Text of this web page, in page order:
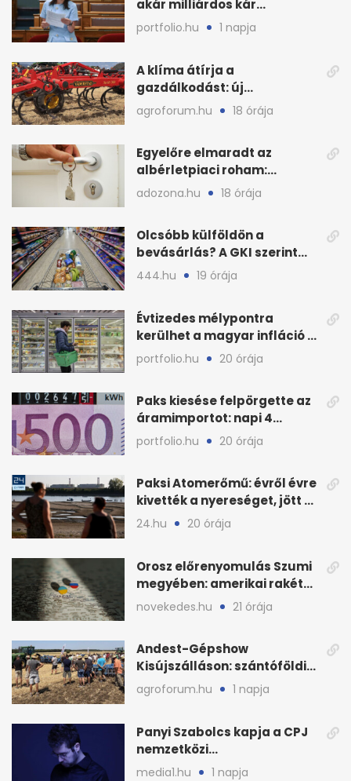
akár milliárdos kár
fenyegette Budapest fáit
portfolio.hu 1 napja
A klíma átírja a
gazdálkodást: új
megoldásokat keres a
mezőgazdaság
agroforum.hu 18 órája
Egyelőre elmaradt az
albérletpiaci roham:
ennyibe kerülnek a kiadó
adozona.hu 18 órája
Olcsóbb külföldön a
bevásárlás? A GKI szerint
zárkózott a magyar árszint
444.hu 19 órája
Évtizedes mélypontra
kerülhet a magyar infláció a
KSH új adata szerint
portfolio.hu 20 órája
Paks kiesése felpörgette az
áramimportot: napi 4
milliárd forintos számla
portfolio.hu 20 órája
Paksi Atomerőmű: évről évre
kivették a nyereséget, jött a
baj
24.hu 20 órája
Orosz előrenyomulás Szumi
megyében: amerikai rakéták
is zsákmányként
novekedes.hu 21 órája
Andest-Gépshow
Kisújszálláson: szántóföldi
bemutató 2026. augusztus
12-én
agroforum.hu 1 napja
Panyi Szabolcs kapja a CPJ
nemzetközi
sajtószabadság-díját
media1.hu 1 napja